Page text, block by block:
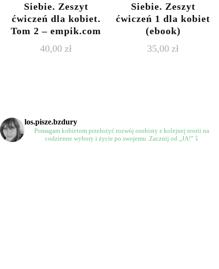
Siebie. Zeszyt
ćwiczeń dla kobiet.
Tom 2 – empik.com
40,00 zł
Siebie. Zeszyt
ćwiczeń 1 dla kobiet
(ebook)
35,00 zł
los.pisze.bzdury
Pomagam kobietom przełożyć rozwój osobisty z kolejnej teorii na
codzienne wybory i życie po swojemu. Zacznij od „JA!” ⤵️